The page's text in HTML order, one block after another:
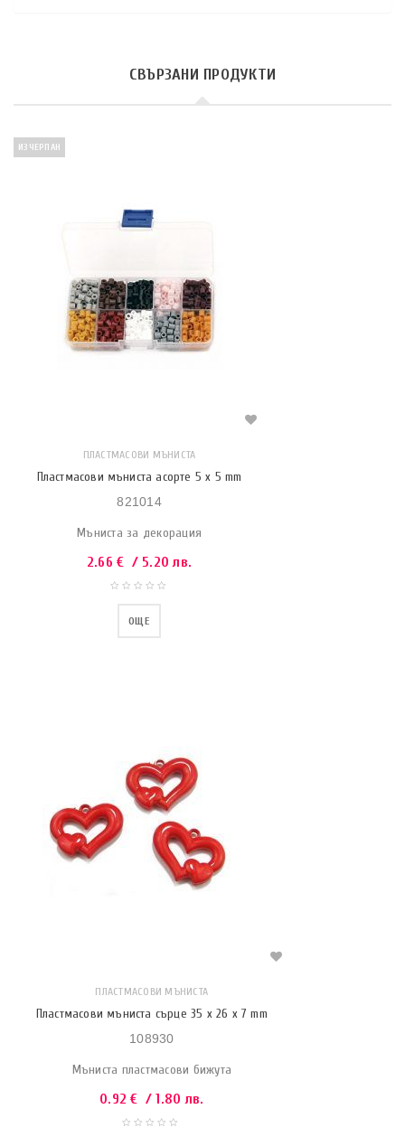
СВЪРЗАНИ ПРОДУКТИ
ИЗЧЕРПАН
ПЛАСТМАСОВИ МЪНИСТА
Пластмасови мъниста асорте 5 x 5 mm
821014
Мъниста за декорация
2.66€ / 5.20 лв.
ОЩЕ
ПЛАСТМАСОВИ МЪНИСТА
Пластмасови мъниста сърце 35 x 26 x 7 mm
108930
Мъниста пластмасови бижута
0.92€ / 1.80 лв.